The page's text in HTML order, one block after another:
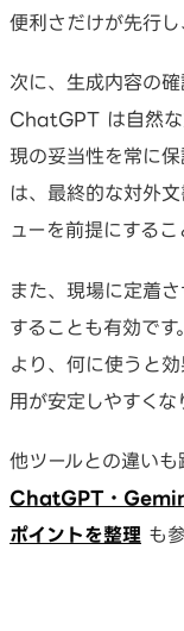
便利さだけが先行し
次に、生成内容の確
ChatGPT は自然な
現の妥当性を常に
は、最終的な対外
ューを前提にするこ
また、現場に定着
することも有効で
より、何に使うと
用が安定しやすくな
他ツールとの違いも
ChatGPT・
ポイントを整理 も